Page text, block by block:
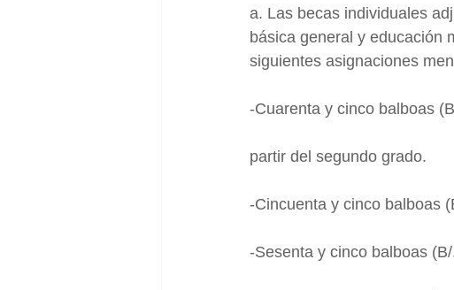
a. Las becas individuales
básica general y educación
siguientes asignaciones
-Cuarenta y cinco balboas
partir del segundo grado.
-Cincuenta y cinco balboas
-Sesenta y cinco balboas